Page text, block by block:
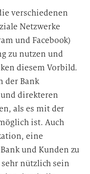
verschiedenen
Netzwerke
und Facebook)
zu nutzen und
diesem Vorbild.
der Bank
direkteren
als es mit der
ist. Auch
eine
und Kunden zu
nützlich sein